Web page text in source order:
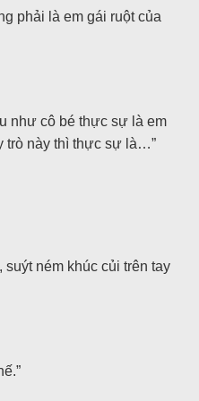
phải là em gái ruột của
như cô bé thực sự là em
trò này thì thực sự là…”
ném khúc củi trên tay